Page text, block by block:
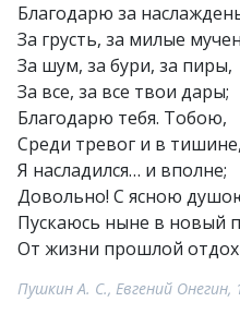
Благодарю за
За грусть, за милые
За шум, за бури, за пиры,
За все, за все твои дары;
Благодарю тебя. Тобою,
Среди тревог и в тишине,
Я насладился… и вполне;
Довольно! С ясною
Пускаюсь ныне в новый
От жизни прошлой
Пушкин А. С., Евгений Онегин,